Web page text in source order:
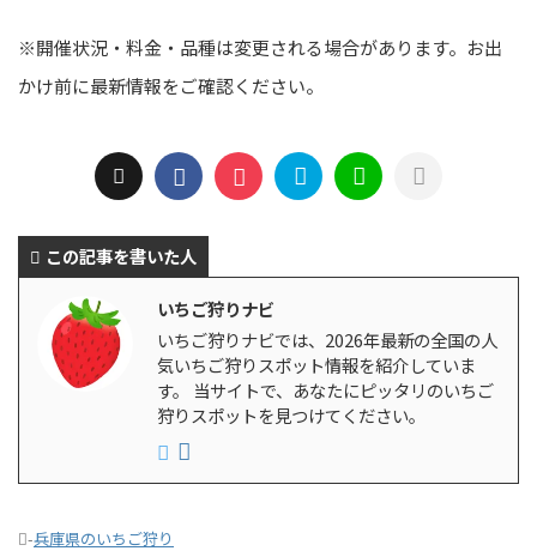
※開催状況・料金・品種は変更される場合があります。お出
かけ前に最新情報をご確認ください。
この記事を書いた人
いちご狩りナビ
いちご狩りナビでは、2026年最新の全国の人
気いちご狩りスポット情報を紹介していま
す。 当サイトで、あなたにピッタリのいちご
狩りスポットを見つけてください。
-兵庫県のいちご狩り